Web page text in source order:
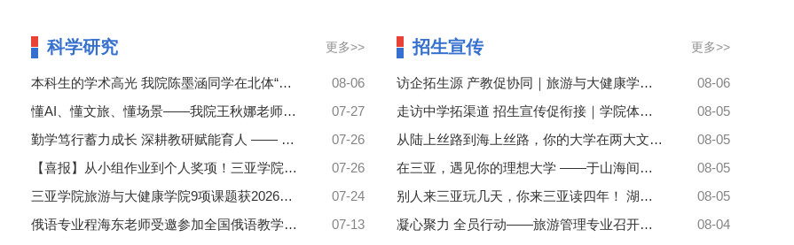
科学研究 更多>>
本科生的学术高光 我院陈墨涵同学在北体“运动与健康中国2030” 会议上作专题报告
08-06
懂AI、懂文旅、懂场景——我院王秋娜老师赴京参加数字文旅师资研修，为自贸港人才培养探路
07-27
勤学笃行蓄力成长 深耕教研赋能育人 —— 暑期勤学充电扎实推进专业课程改革建设
07-26
【喜报】从小组作业到个人奖项！三亚学院旅游与大健康学院学子斩获首届“全球推荐官”华南赛区二等奖
07-26
三亚学院旅游与大健康学院9项课题获2026年度海南省哲学社会科学规划课题立项
07-24
俄语专业程海东老师受邀参加全国俄语教学与研究发展论坛并作分论坛发言
07-13
招生宣传 更多>>
访企拓生源 产教促协同｜旅游与大健康学院体育系赴齐齐哈尔赛威运动中心走访交流
08-06
走访中学拓渠道 招生宣传促衔接｜学院体育系赴黑龙江省实验中学国际部开展专业宣传走访交流
08-05
从陆上丝路到海上丝路，你的大学在两大文明交汇处
08-05
在三亚，遇见你的理想大学 ——于山海间求学，与时代共成长
08-05
别人来三亚玩几天，你来三亚读四年！ 湖北伢，在像景区一样的校园学旅游管理，把整座城市变成实践课堂
08-05
凝心聚力 全员行动——旅游管理专业召开招生攻坚工作部署会
08-04